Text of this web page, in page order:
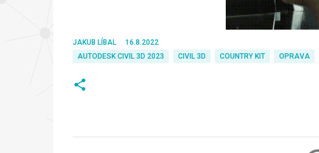
JAKUB LÍBAL
16.8.2022
AUTODESK CIVIL 3D 2023
CIVIL 3D COUNTRY KIT OPRAVA